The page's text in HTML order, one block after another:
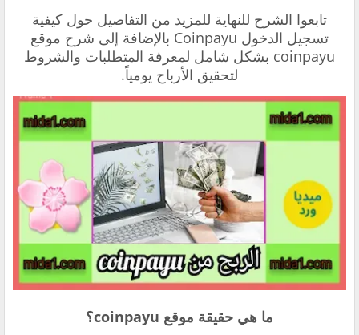
تابعوا الشرح للنهاية للمزيد من التفاصيل حول كيفية
تسجيل الدخول Coinpayu بالإضافة إلى شرح موقع
coinpayu بشكل شامل لمعرفة المتطلبات والشروط
لتحقيق الأرباح يومياً.
ما هي حقيقة موقع coinpayu
؟